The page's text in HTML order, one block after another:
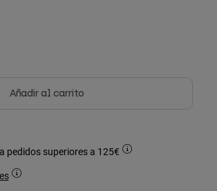
Añadir al carrito
pedidos superiores a 125€